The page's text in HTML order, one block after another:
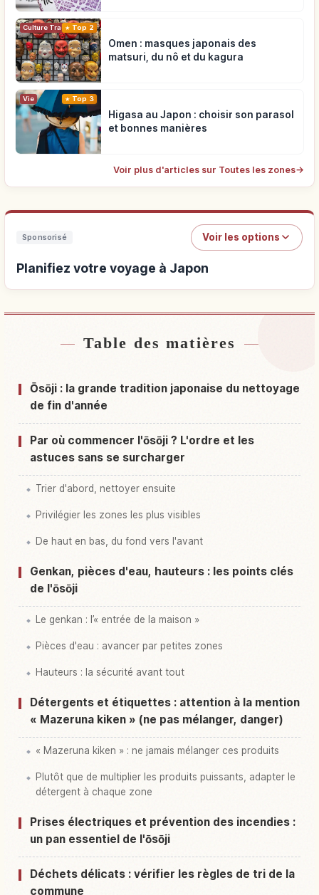
Culture Traditionnelle
Top 2
Omen : masques japonais des
matsuri, du nô et du kagura
Vie Top 3
Higasa au Japon : choisir son parasol
et bonnes manières
Voir plus d'articles sur Toutes les zones→
Sponsorisé Voir les options
Planifiez votre voyage à Japon
Hébergements près de Japon
Activités à Japon↗
Table des matières
Ōsōji : la grande tradition japonaise du nettoyage
de fin d'année
Par où commencer l'ōsōji ? L'ordre et les
astuces sans se surcharger
Trier d'abord, nettoyer ensuite
Privilégier les zones les plus visibles
De haut en bas, du fond vers l'avant
Genkan, pièces d'eau, hauteurs : les points clés
de l'ōsōji
Le genkan : l’« entrée de la maison »
Pièces d'eau : avancer par petites zones
Hauteurs : la sécurité avant tout
Détergents et étiquettes : attention à la mention
« Mazeruna kiken » (ne pas mélanger, danger)
« Mazeruna kiken » : ne jamais mélanger ces produits
Plutôt que de multiplier les produits puissants, adapter le
détergent à chaque zone
Prises électriques et prévention des incendies :
un pan essentiel de l'ōsōji
Déchets délicats : vérifier les règles de tri de la
commune